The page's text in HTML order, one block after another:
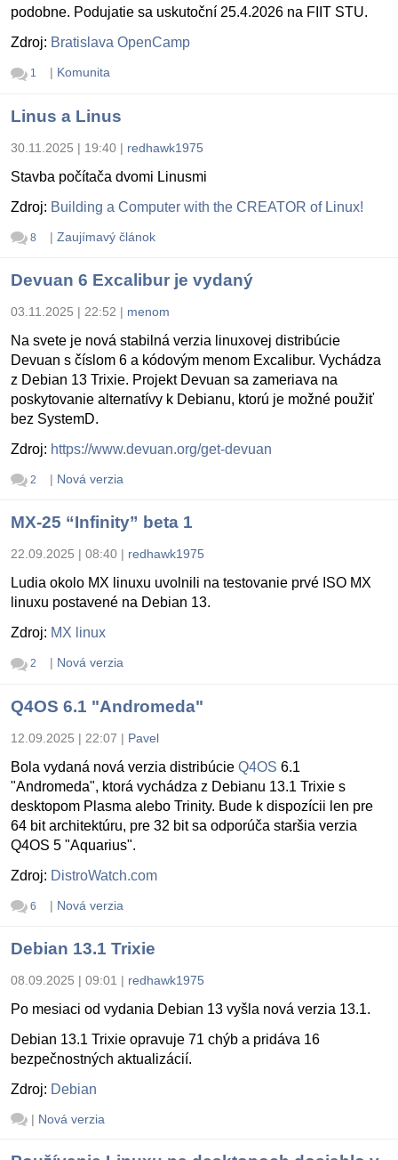
podobne. Podujatie sa uskutoční 25.4.2026 na FIIT STU.
Zdroj: Bratislava OpenCamp
1 | Komunita
Linus a Linus
30.11.2025 | 19:40 | redhawk1975
Stavba počítača dvomi Linusmi
Zdroj: Building a Computer with the CREATOR of Linux!
8 | Zaujímavý článok
Devuan 6 Excalibur je vydaný
03.11.2025 | 22:52 | menom
Na svete je nová stabilná verzia linuxovej distribúcie
Devuan s číslom 6 a kódovým menom Excalibur. Vychádza
z Debian 13 Trixie. Projekt Devuan sa zameriava na
poskytovanie alternatívy k Debianu, ktorú je možné použiť
bez SystemD.
Zdroj: https://www.devuan.org/get-devuan
2 | Nová verzia
MX-25 “Infinity” beta 1
22.09.2025 | 08:40 | redhawk1975
Ludia okolo MX linuxu uvolnili na testovanie prvé ISO MX
linuxu postavené na Debian 13.
Zdroj: MX linux
2 | Nová verzia
Q4OS 6.1 "Andromeda"
12.09.2025 | 22:07 | Pavel
Bola vydaná nová verzia distribúcie Q4OS 6.1
"Andromeda", ktorá vychádza z Debianu 13.1 Trixie s
desktopom Plasma alebo Trinity. Bude k dispozícii len pre
64 bit architektúru, pre 32 bit sa odporúča staršia verzia
Q4OS 5 "Aquarius".
Zdroj: DistroWatch.com
6 | Nová verzia
Debian 13.1 Trixie
08.09.2025 | 09:01 | redhawk1975
Po mesiaci od vydania Debian 13 vyšla nová verzia 13.1.
Debian 13.1 Trixie opravuje 71 chýb a pridáva 16
bezpečnostných aktualizácií.
Zdroj: Debian
| Nová verzia